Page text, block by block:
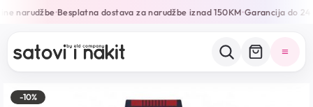
narudžbe•Besplatna dostava za narudžbe iznad 150KM•Garancija do 24
-10%